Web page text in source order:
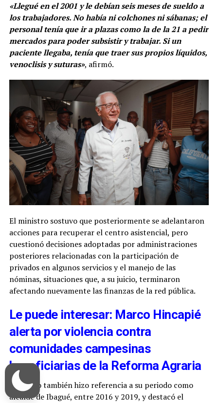
«Llegué en el 2001 y le debían seis meses de sueldo a
los trabajadores. No había ni colchones ni sábanas; el
personal tenía que ir a plazas como la de la 21 a pedir
mercados para poder subsistir y trabajar. Si un
paciente llegaba, tenía que traer sus propios líquidos,
venoclisis y suturas», afirmó.
El ministro sostuvo que posteriormente se adelantaron
acciones para recuperar el centro asistencial, pero
cuestionó decisiones adoptadas por administraciones
posteriores relacionadas con la participación de
privados en algunos servicios y el manejo de las
nóminas, situaciones que, a su juicio, terminaron
afectando nuevamente las finanzas de la red pública.
Le puede interesar: Marco Hincapié
alerta por violencia contra
comunidades campesinas
beneficiarias de la Reforma Agraria
Jaramillo también hizo referencia a su periodo como
alcalde de Ibagué, entre 2016 y 2019, y destacó el